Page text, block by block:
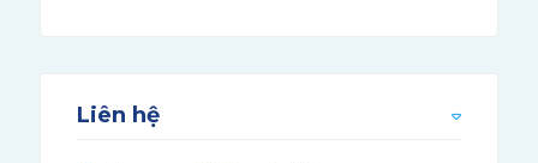
Liên hệ